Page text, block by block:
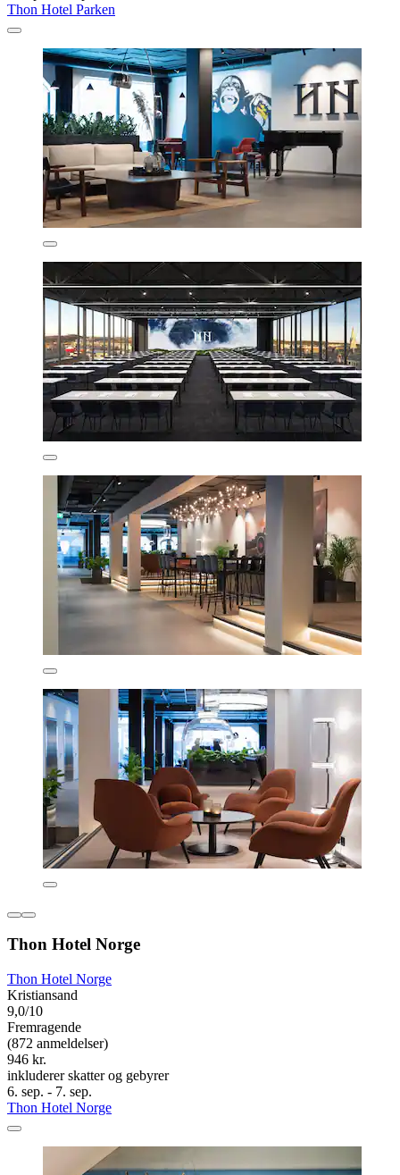
Thon Hotel Parken
Thon Hotel Norge
Thon Hotel Norge
Kristiansand
9,0/10
Fremragende
(872 anmeldelser)
946 kr.
inkluderer skatter og gebyrer
6. sep. - 7. sep.
Thon Hotel Norge